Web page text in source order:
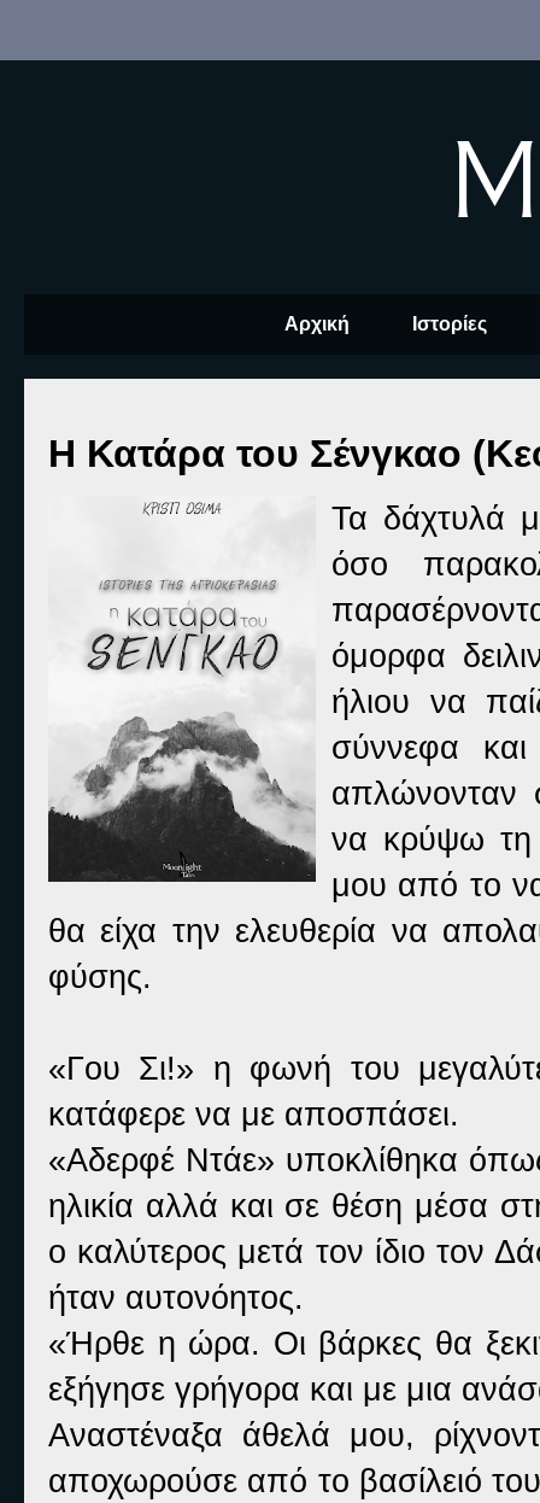
Αρχική Ιστορίες
Η Κατάρα του Σένγκαο
Τα δάχτυλά
όσο
όμορφα
ήλιου να
σύννεφα
απλώνονταν
να κρύψω τη
μου από το
θα είχα την ελευθερία να
φύσης.
«Γου Σι!» η φωνή του
κατάφερε να με αποσπάσει.
«Αδερφέ Ντάε» υποκλίθηκα
ηλικία αλλά και σε θέση μέσα
ο καλύτερος μετά τον ίδιο
ήταν αυτονόητος.
«Ήρθε η ώρα. Οι βάρκες θα
εξήγησε γρήγορα και με μια
Αναστέναξα άθελά μου,
αποχωρούσε από το βασίλειό